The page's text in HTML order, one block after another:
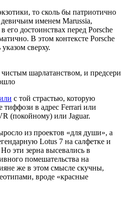
то сколь бы патриотично
девичьим именем Marussia,
его достоинствах перед Porsche
В этом контексте Porsche
сверху.
чистым шарлатанством, и
с той страстью, которую
тиффози в адрес Ferrari или
(покойному) или Jaguar.
из проектов «для души», а
Lotus 7 на салфетке и
эти зерна высевались в
помешательства на
же в этом смысле скучны,
вроде «красные